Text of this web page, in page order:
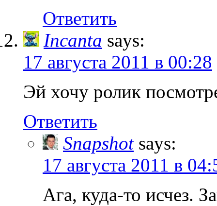
Ответить
Incanta says:
17 августа 2011 в 00:28
Эй хочу ролик
Ответить
Snapshot says:
17 августа 2011 в
Ага, куда-то исчез.